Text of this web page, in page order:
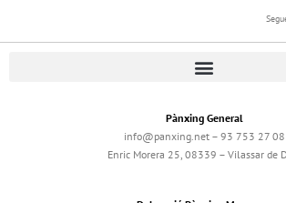
Pànxing General
info@panxing.net – 93 753 27 08
Enric Morera 25, 08339 – Vilassar de